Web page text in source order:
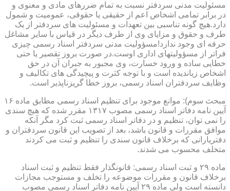
مسئولیت مدنی سردفتر نسبت به تمام ضررهای مادی و معنوی و
در برابر تمامی اشخاص اعم از حقیقی یا حقوقی، عمومیت و شمول
دارد.هیچ گونه تناسبی بین تعهدات و مسئولیت های سردفتر از یک
طرف و حقوق و مزایای وی از طرف دیگر در قیاس با سایر مشاغل
حرفه ای وجود ندارد!مسؤولیت مدنی سردفتر اسناد رسمی چیزی
فراتر از مسؤولیتهای اداری اوست.در صورت بروز تقصیر یا حتی
خطایی ساده و ورود خسارت، وی مجبور به جبران آن در حق
اشخاص زیاندیده است و با توجه کثرت و پیچیدگی های تکالیف و
وظایف سردفتران اسناد رسمی، بروز خطا گریزناپذیر است.
مبحث سوم): موانع موجود برای تنظیم اسناد رسمی مطابق ماده ۱۶
آیین نامه دفاتر اسناد رسمی مصوب ۱۳۱۷ مقرر شده که هیچ سندی
را نمی توان، تنظیم و در دفاتر اسناد رسمی ثبت کرد مگر آنکه
موافق مقررات و قانون باشد، بعد از تصویب این قانون سردفتران و
دفتریارانی که برخلاف قانون سندی را تنظیم و ثبت می کردند
متخلف محسوب می شدند.
ماده ۲۹ و ثبت اسناد رسمی: قانونگذار فقط تنظیم و ثبت اسناد
برخلاف قانون و مقررات موضوعه را تخلف و مستوجب مجازات
دانسته است ولی ماده ۲۹ آیین نامه دفاتر اسناد رسمی مصوب